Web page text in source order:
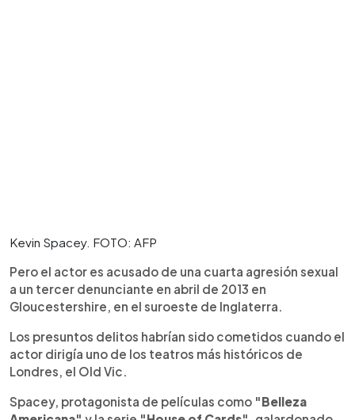
Kevin Spacey. FOTO: AFP
Pero el actor es acusado de una cuarta agresión sexual
a un tercer denunciante en abril de 2013 en
Gloucestershire, en el suroeste de Inglaterra.
Los presuntos delitos habrían sido cometidos cuando el
actor dirigía uno de los teatros más históricos de
Londres, el Old Vic.
Spacey, protagonista de películas como "Belleza